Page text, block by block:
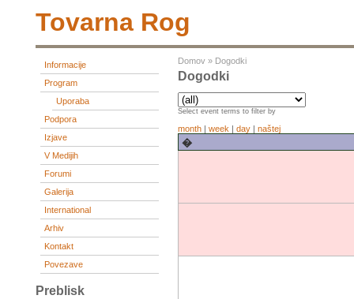
Tovarna Rog
Informacije
Program
Uporaba
Podpora
Izjave
V Medijih
Forumi
Galerija
International
Arhiv
Kontakt
Povezave
Preblisk
Domov » Dogodki
Dogodki
Select event terms to filter by
month | week | day | naštej
�